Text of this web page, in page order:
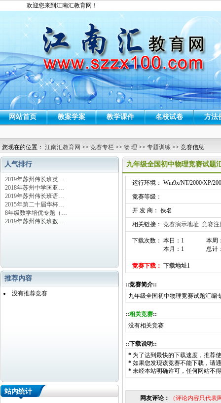
欢迎您来到江南汇教育网！
网站首页 教案学案 教学课件 名校试卷 方法
您现在的位置： 江南汇教育网 >> 竞赛专栏 >> 物 理 >> 专题训练 >> 竞赛信息
人气排行
2019年苏州伟长班英…
2018年苏州中学匡亚…
2019年苏州伟长班语…
2015年第二十届华杯…
8年级数学培优专题（…
2019年苏州伟长班数…
推荐内容
没有推荐竞赛
站内统计
九年级全国初中物理竞赛试题
运行环境： Win9x/NT/2000/XP/
竞赛等级：
开 发 商： 佚名
相关链接： 竞赛演示地址 竞赛注
下载次数： 本日：1
本月：1
本周
总计
竞赛下载： 下载地址1
::竞赛简介::
九年级全国初中物理竞赛试题汇编
::相关竞赛::
没有相关竞赛
::下载说明::
* 为了达到最快的下载速度，推荐
* 如果您发现该竞赛不能下载，请
* 未经本站明确许可，任何网站不
网友评论： （评论内容只代